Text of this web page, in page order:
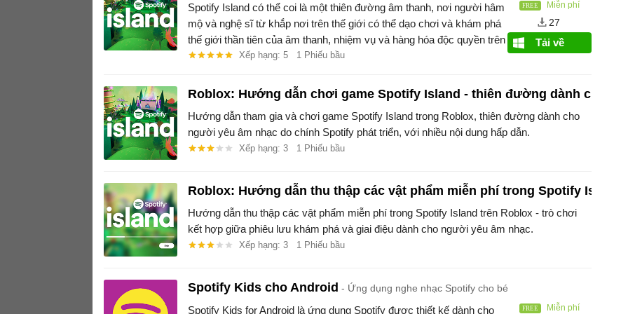
Spotify Island có thể coi là một thiên đường âm thanh, nơi người hâm
mộ và nghệ sĩ từ khắp nơi trên thế giới có thể dạo chơi và khám phá
thế giới thần tiên của âm thanh, nhiệm vụ và hàng hóa độc quyền trên
Roblox.
Xếp hạng: 5 1 Phiếu bầu
Miễn phí
27
Tải về
Roblox: Hướng dẫn chơi game Spotify Island - thiên đường dành cho
Hướng dẫn tham gia và chơi game Spotify Island trong Roblox, thiên đường dành cho
người yêu âm nhạc do chính Spotify phát triển, với nhiều nội dung hấp dẫn.
Xếp hạng: 3 1 Phiếu bầu
Roblox: Hướng dẫn thu thập các vật phẩm miễn phí trong Spotify Island
Hướng dẫn thu thập các vật phẩm miễn phí trong Spotify Island trên Roblox - trò chơi
kết hợp giữa phiêu lưu khám phá và giai điệu dành cho người yêu âm nhạc.
Xếp hạng: 3 1 Phiếu bầu
Spotify Kids cho Android Ứng dụng nghe nhạc Spotify cho bé
Spotify Kids for Android là ứng dụng Spotify được thiết kế dành cho Miễn phí